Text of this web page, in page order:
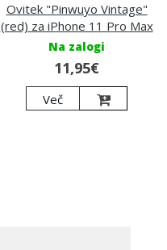
Ovitek "Pinwuyo Vintage"
(red) za iPhone 11 Pro Max
Na zalogi
11,95€
Več